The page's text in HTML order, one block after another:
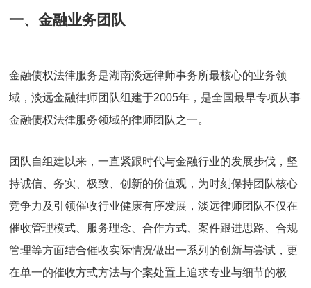
一、金融业务团队
金融债权法律服务是湖南淡远律师事务所最核心的业务领
域，淡远金融律师团队组建于2005年，是全国最早专项从事
金融债权法律服务领域的律师团队之一。
团队自组建以来，一直紧跟时代与金融行业的发展步伐，坚
持诚信、务实、极致、创新的价值观，为时刻保持团队核心
竞争力及引领催收行业健康有序发展，淡远律师团队不仅在
催收管理模式、服务理念、合作方式、案件跟进思路、合规
管理等方面结合催收实际情况做出一系列的创新与尝试，更
在单一的催收方式方法与个案处置上追求专业与细节的极